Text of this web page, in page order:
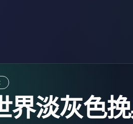
界淡灰色